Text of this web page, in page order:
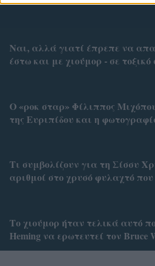
Ναι, αλλά γιατί έπρεπε να
έστω και με χιούμορ - σε
Ο «ροκ σταρ» Φίλιππος
της Ευριπίδου και η
Τι συμβολίζουν για τη Σίσσυ
αριθμοί στο χρυσό φυλαχτό
Το χιούμορ ήταν τελικά αυτό
Heming να ερωτευτεί τον Bruce